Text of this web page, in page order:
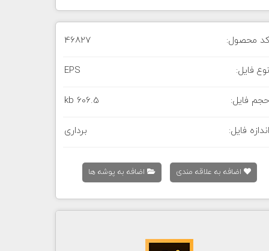
کد محصول: 46827
نوع فایل: EPS
حجم فایل: 606.5 kb
اندازه فایل: برداری
اضافه به علاقه مندی اضافه به پوشه ها